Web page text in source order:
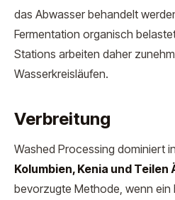
das Abwasser behandelt
Fermentation organisch
Stations arbeiten daher
Wasserkreisläufen.
Verbreitung
Washed Processing dominiert in
Kolumbien, Kenia und Teilen
bevorzugte Methode, wenn ein